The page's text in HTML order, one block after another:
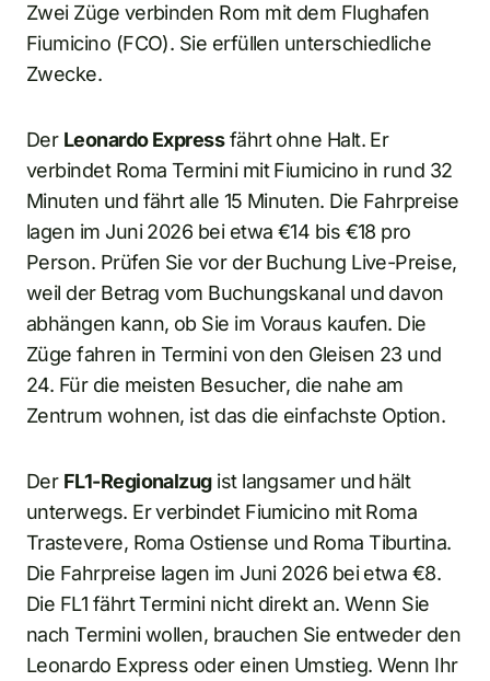
Zwei Züge verbinden Rom mit dem Flughafen
Fiumicino (FCO). Sie erfüllen unterschiedliche
Zwecke.
Der Leonardo Expressfährt ohne Halt. Er
verbindet Roma Termini mit Fiumicino in rund 32
Minuten und fährt alle 15 Minuten. Die Fahrpreise
lagen im Juni 2026 bei etwa €14 bis €18 pro
Person. Prüfen Sie vor der Buchung Live-Preise,
weil der Betrag vom Buchungskanal und davon
abhängen kann, ob Sie im Voraus kaufen. Die
Züge fahren in Termini von den Gleisen 23 und
24. Für die meisten Besucher, die nahe am
Zentrum wohnen, ist das die einfachste Option.
Der FL1-Regionalzugist langsamer und hält
unterwegs. Er verbindet Fiumicino mit Roma
Trastevere, Roma Ostiense und Roma Tiburtina.
Die Fahrpreise lagen im Juni 2026 bei etwa €8.
Die FL1 fährt Termini nicht direkt an. Wenn Sie
nach Termini wollen, brauchen Sie entweder den
Leonardo Express oder einen Umstieg. Wenn Ihr